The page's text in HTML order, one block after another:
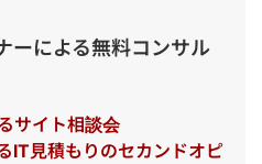
ーによる無料コンサル
サイト相談会
IT見積もりのセカンドオピ